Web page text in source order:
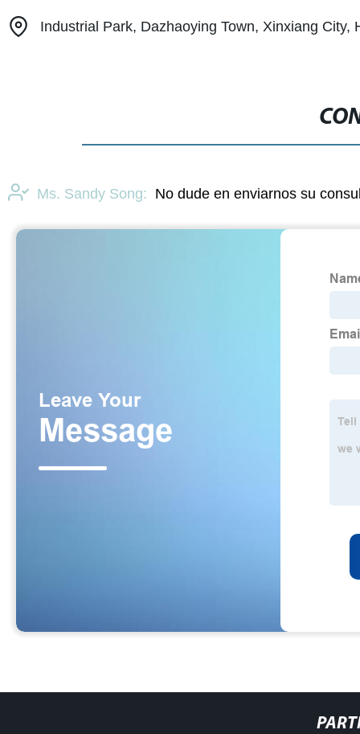
Industrial Park, Dazhaoying Town, Xinxiang City,
Ms. Sandy Song: No dude en enviarnos su